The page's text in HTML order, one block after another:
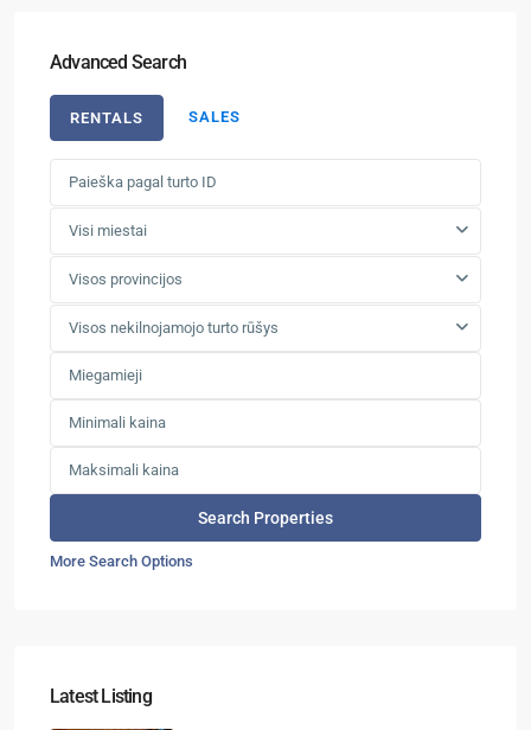
Advanced Search
RENTALS SALES
Visi miestai
Visos provincijos
Visos nekilnojamojo turto rūšys
More Search Options
Latest Listing